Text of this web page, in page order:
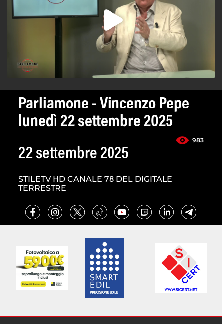
Parliamone - Vincenzo Pepe
lunedì 22 settembre 2025
983
22 settembre 2025
STILETV HD CANALE 78 DEL DIGITALE
TERRESTRE